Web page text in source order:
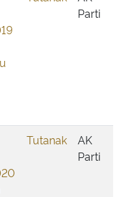
Parti
Tutanak
AK
Parti